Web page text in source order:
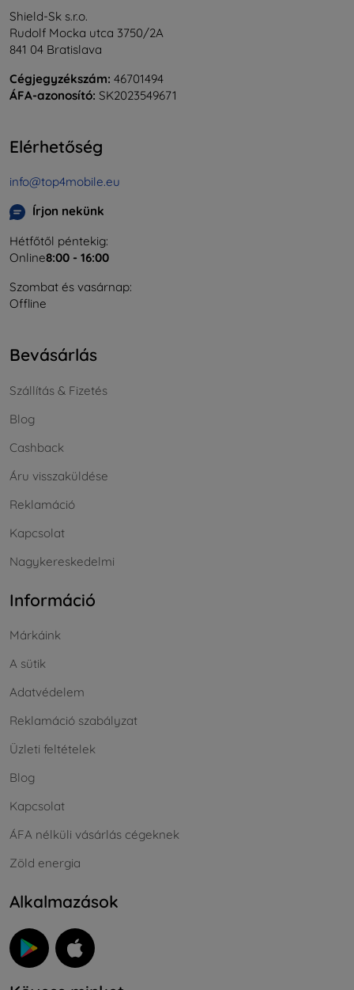
Shield-Sk s.r.o.
Rudolf Mocka utca 3750/2A
841 04 Bratislava
Cégjegyzékszám: 46701494
ÁFA-azonosító: SK2023549671
Elérhetőség
info@top4mobile.eu
Írjon nekünk
Hétfőtől péntekig:
Online8:00 - 16:00
Szombat és vasárnap:
Offline
Bevásárlás
Szállítás & Fizetés
Blog
Cashback
Áru visszaküldése
Reklamáció
Kapcsolat
Nagykereskedelmi
Információ
Márkáink
A sütik
Adatvédelem
Reklamáció szabályzat
Üzleti feltételek
Blog
Kapcsolat
ÁFA nélküli vásárlás cégeknek
Zöld energia
Alkalmazások